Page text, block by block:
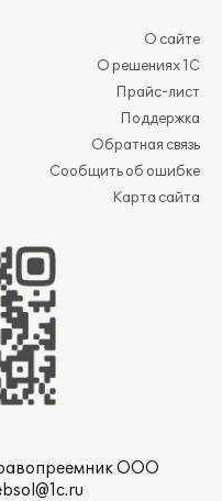
О сайте
О решениях 1С
Прайс-лист
Поддержка
Обратная связь
Сообщить об ошибке
Карта сайта
ООО